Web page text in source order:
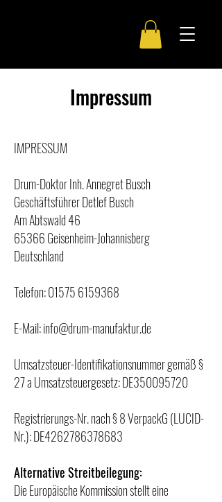
Impressum
IMPRESSUM
Drum-Doktor Inh. Annegret Busch
Geschäftsführer Detlef Busch
Am Abtswald 46
65366 Geisenheim-Johannisberg
Deutschland
Telefon:01575 6159368
E-Mail:info@drum-manufaktur.de
Umsatzsteuer-Identifikationsnummer gemäß §
27 a Umsatzsteuergesetz: DE350095720
Registrierungs-Nr. nach § 8 VerpackG (LUCID-
Nr.): DE4262786378683
Alternative Streitbeilegung:
Die Europäische Kommission stellt eine